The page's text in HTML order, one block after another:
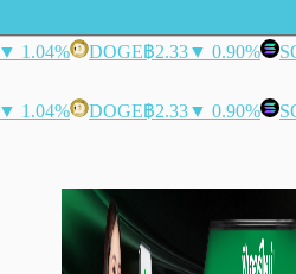
▼ 1.04% DOGE฿2.33▼ 0.90%
▼ 1.04% DOGE฿2.33▼ 0.90%